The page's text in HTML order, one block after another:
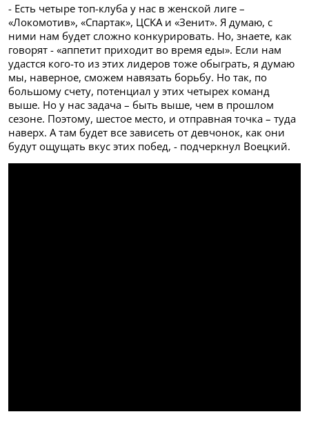
- Есть четыре топ-клуба у нас в женской лиге –
«Локомотив», «Спартак», ЦСКА и «Зенит». Я думаю, с
ними нам будет сложно конкурировать. Но, знаете, как
говорят - «аппетит приходит во время еды». Если нам
удастся кого-то из этих лидеров тоже обыграть, я думаю
мы, наверное, сможем навязать борьбу. Но так, по
большому счету, потенциал у этих четырех команд
выше. Но у нас задача – быть выше, чем в прошлом
сезоне. Поэтому, шестое место, и отправная точка – туда
наверх. А там будет все зависеть от девчонок, как они
будут ощущать вкус этих побед, - подчеркнул Воецкий.